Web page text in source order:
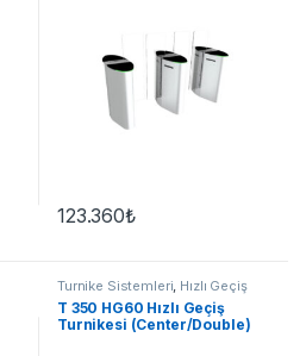
123.360₺
Turnike Sistemleri Hızlı Geçiş
T 350 HG60 Hızlı Geçiş
Turnikesi (Center/Double)